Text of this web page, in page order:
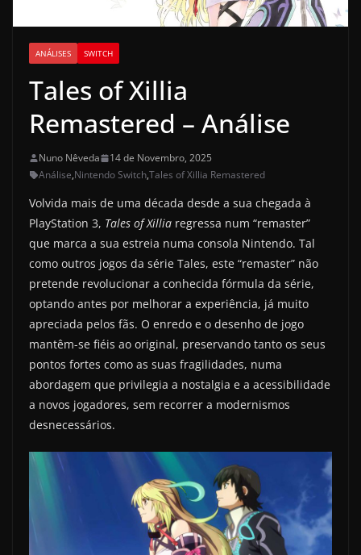
ANÁLISES SWITCH
Tales of Xillia
Remastered – Análise
Nuno Nêveda
14 de Novembro, 2025
Análise,Nintendo Switch,Tales of Xillia Remastered
Volvida mais de uma década desde a sua chegada à
PlayStation 3, Tales of Xillia regressa num “remaster”
que marca a sua estreia numa consola Nintendo. Tal
como outros jogos da série Tales, este “remaster” não
pretende revolucionar a conhecida fórmula da série,
optando antes por melhorar a experiência, já muito
apreciada pelos fãs. O enredo e o desenho de jogo
mantêm-se fiéis ao original, preservando tanto os seus
pontos fortes como as suas fragilidades, numa
abordagem que privilegia a nostalgia e a acessibilidade
a novos jogadores, sem recorrer a modernismos
desnecessários.